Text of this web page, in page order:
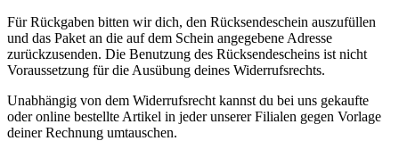
Für Rückgaben bitten wir dich, den Rücksendeschein auszufüllen
und das Paket an die auf dem Schein angegebene Adresse
zurückzusenden. Die Benutzung des Rücksendescheins ist nicht
Voraussetzung für die Ausübung deines Widerrufsrechts.
Unabhängig von dem Widerrufsrecht kannst du bei uns gekaufte
oder online bestellte Artikel in jeder unserer Filialen gegen Vorlage
deiner Rechnung umtauschen.